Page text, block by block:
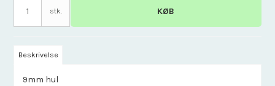
stk. KØB
Beskrivelse
9mm hul